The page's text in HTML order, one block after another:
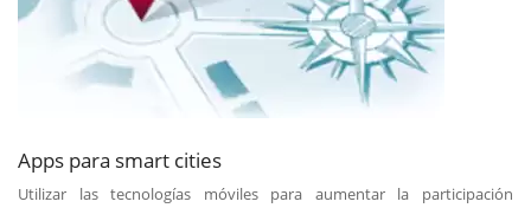
Apps para smart cities
Utilizar las tecnologías móviles para aumentar la participación